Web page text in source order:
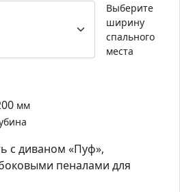
Выберите
ширину
спального
места
мм
с диваном «Пуф»,
пеналами для